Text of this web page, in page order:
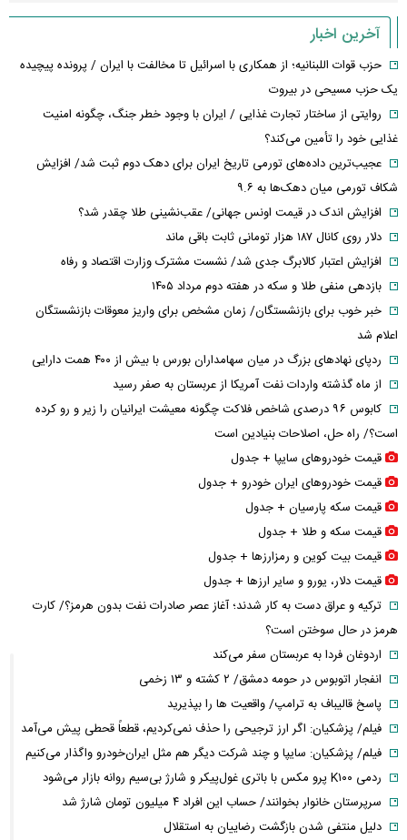
آخرین اخبار
حزب قوات اللبنانیه؛ از همکاری با اسرائیل تا مخالفت با ایران / پرونده پیچیده
یک حزب مسیحی در بیروت
روایتی از ساختار تجارت غذایی / ایران با وجود خطر جنگ، چگونه امنیت
غذایی خود را تأمین می‌کند؟
عجیب‌ترین داده‌های تورمی تاریخ ایران برای دهک دوم ثبت شد/ افزایش
شکاف تورمی میان دهک‌ها به ۹.۶
افزایش اندک در قیمت اونس جهانی/ عقب‌نشینی طلا چقدر شد؟
دلار روی کانال ۱۸۷ هزار تومانی ثابت باقی ماند
افزایش اعتبار کالابرگ جدی شد/ نشست مشترک وزارت اقتصاد و رفاه
بازدهی منفی طلا و سکه در هفته دوم مرداد ۱۴۰۵
خبر خوب برای بازنشستگان/ زمان مشخص برای واریز معوقات بازنشستگان
اعلام شد
ردپای نهاد‌های بزرگ در میان سهامداران بورس با بیش از ۴۰۰ همت دارایی
از ماه گذشته واردات نفت آمریکا از عربستان به صفر رسید
کابوس ۹۶ درصدی شاخص فلاکت چگونه معیشت ایرانیان را زیر و رو کرده
است؟/ راه حل، اصلاحات بنیادین است
قیمت خودرو‌های سایپا + جدول
قیمت خودرو‌های ایران خودرو + جدول
قیمت سکه پارسیان + جدول
قیمت سکه و طلا + جدول
قیمت بیت کوین و رمزارز‌ها + جدول
قیمت دلار، یورو و سایر ارز‌ها + جدول
ترکیه و عراق دست به کار شدند؛ آغاز عصر صادرات نفت بدون هرمز؟/ کارت
هرمز در حال سوختن است؟
اردوغان فردا به عربستان سفر می‌کند
انفجار اتوبوس در حومه دمشق/ ۲ کشته و ۱۳ زخمی
پاسخ قالیباف به ترامپ/ واقعیت ها را بپذیرید
فیلم/ پزشکیان: اگر ارز ترجیحی را حذف نمی‌کردیم، قطعاً قحطی پیش می‌آمد
فیلم/ پزشکیان: سایپا و چند شرکت دیگر هم مثل ایران‌خودرو واگذار می‌کنیم
ردمی K۱۰۰ پرو مکس با باتری غول‌پیکر و شارژ بی‌سیم روانه بازار می‌شود
سرپرستان خانوار بخوانند/ حساب این افراد ۴ میلیون تومان شارژ شد
دلیل منتفی شدن بازگشت رضاییان به استقلال